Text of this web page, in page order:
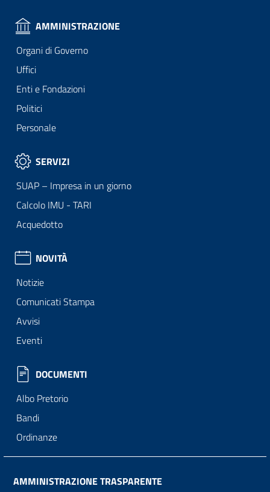
AMMINISTRAZIONE
Organi di Governo
Uffici
Enti e Fondazioni
Politici
Personale
SERVIZI
SUAP – Impresa in un giorno
Calcolo IMU - TARI
Acquedotto
NOVITÀ
Notizie
Comunicati Stampa
Avvisi
Eventi
DOCUMENTI
Albo Pretorio
Bandi
Ordinanze
AMMINISTRAZIONE TRASPARENTE